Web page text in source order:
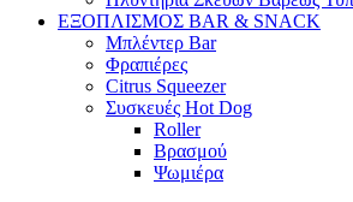
ΕΞΟΠΛΙΣΜΟΣ BAR & SNACK
Μπλέντερ Bar
Φραπιέρες
Citrus Squeezer
Συσκευές Hot Dog
Roller
Βρασμού
Ψωμιέρα